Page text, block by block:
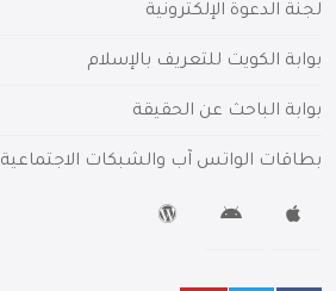
لجنة الدعوة الإلكترونية
بوابة الكويت للتعريف بالإسلام
بوابة الباحث عن الحقيقة
بطاقات الواتس آب والشبكات الاجتماعية